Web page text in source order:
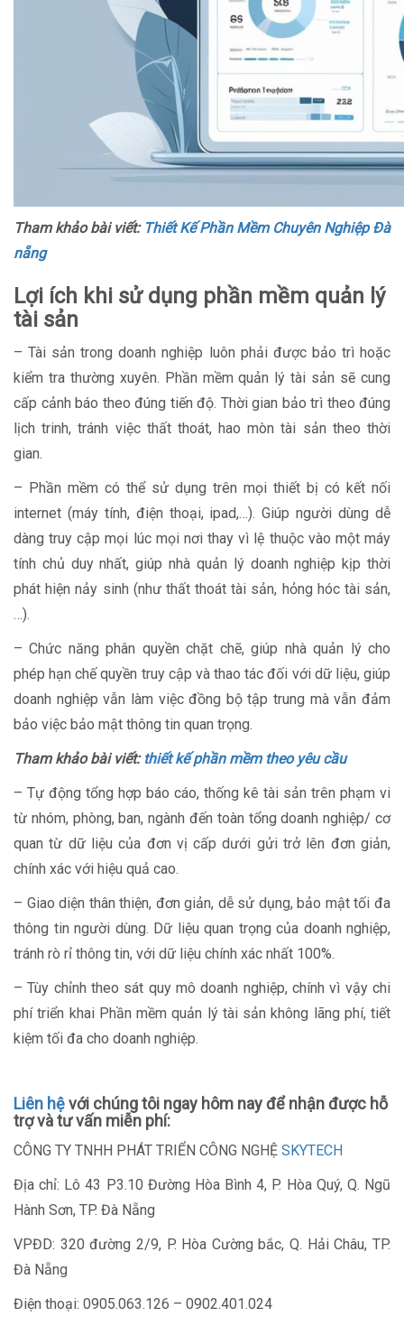
Tham khảo bài viết: Thiết Kế Phần Mềm Chuyên Nghiệp Đà
nẵng
Lợi ích khi sử dụng phần mềm quản lý
tài sản
– Tài sản trong doanh nghiệp luôn phải được bảo trì hoặc
kiểm tra thường xuyên. Phần mềm quản lý tài sản sẽ cung
cấp cảnh báo theo đúng tiến độ. Thời gian bảo trì theo đúng
lịch trinh, tránh việc thất thoát, hao mòn tài sản theo thời
gian.
– Phần mềm có thể sử dụng trên mọi thiết bị có kết nối
internet (máy tính, điện thoại, ipad,…). Giúp người dùng dễ
dàng truy cập mọi lúc mọi nơi thay vì lệ thuộc vào một máy
tính chủ duy nhất, giúp nhà quản lý doanh nghiệp kịp thời
phát hiện nảy sinh (như thất thoát tài sản, hỏng hóc tài sản,
…).
– Chức năng phân quyền chặt chẽ, giúp nhà quản lý cho
phép hạn chế quyền truy cập và thao tác đối với dữ liệu, giúp
doanh nghiệp vẫn làm việc đồng bộ tập trung mà vẫn đảm
bảo việc bảo mật thông tin quan trọng.
Tham khảo bài viết: thiết kế phần mềm theo yêu cầu
– Tự động tổng hợp báo cáo, thống kê tài sản trên phạm vi
từ nhóm, phòng, ban, ngành đến toàn tổng doanh nghiệp/ cơ
quan từ dữ liệu của đơn vị cấp dưới gửi trở lên đơn giản,
chính xác với hiệu quả cao.
– Giao diện thân thiện, đơn giản, dễ sử dụng, bảo mật tối đa
thông tin người dùng. Dữ liệu quan trọng của doanh nghiệp,
tránh rò rỉ thông tin, với dữ liệu chính xác nhất 100%.
– Tùy chỉnh theo sát quy mô doanh nghiệp, chính vì vậy chi
phí triển khai Phần mềm quản lý tài sản không lãng phí, tiết
kiệm tối đa cho doanh nghiệp.
Liên hệvới chúng tôi ngay hôm nay để nhận được hỗ
trợ và tư vấn miễn phí:
CÔNG TY TNHH PHÁT TRIỂN CÔNG NGHỆ SKYTECH
Địa chỉ: Lô 43 P3.10 Đường Hòa Bình 4, P. Hòa Quý, Q. Ngũ
Hành Sơn, TP. Đà Nẵng
VPĐD: 320 đường 2/9, P. Hòa Cường bắc, Q. Hải Châu, TP.
Đà Nẵng
Điện thoại: 0905.063.126 – 0902.401.024